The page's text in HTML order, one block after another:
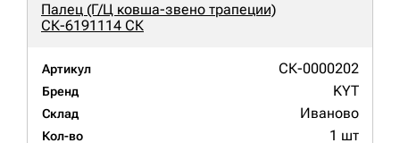
Палец (Г/Ц ковша-звено трапеции)
СК-6191114 СК
Артикул СК-0000202
Бренд KYT
Склад Иваново
Кол-во 1 шт